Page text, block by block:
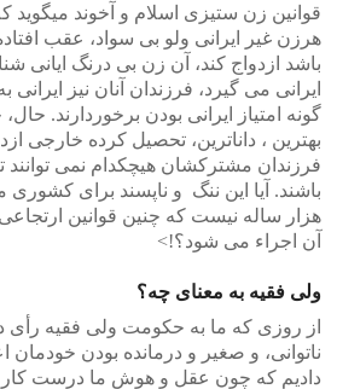
قوانین زن ستیزی اسلام و آخوند میگوید
هرزن غیر ایرانی ولو بی سواد، عقب
باشد ازدواج کند، آن زن بی درنگ ایانی
ایرانی می گیرد، فرزندان آنان نیز
گونه امتیاز ایرانی بودن برخوردارند.
بهترین ، داناترین، تحصیل کرده خارجی
فرزندان مشترکشان هیچکدام نمی توانند
باشند. آیا این ننگ و ناپسند برای کشوری
هزار ساله نیست که چنین قوانین
آن اجراء می شود؟!>
ولی فقیه به معنای چه؟
از روزی که ما به حکومت ولی فقیه رأی
ناتوانی، و صغیر و درمانده بودن
دادیم که چون عقل و هوش ما درست کار